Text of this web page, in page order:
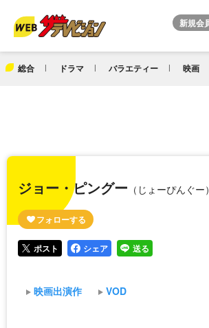
総合 ドラマ バラエティー 映画
ジョー・ピングー （じょーぴんぐー）
ポスト シェア 送る
映画出演作 VOD